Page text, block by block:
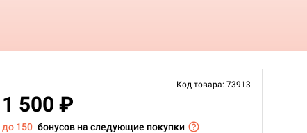
Код товара: 73913
1 500 ₽
до 150 бонусов на следующие покупки